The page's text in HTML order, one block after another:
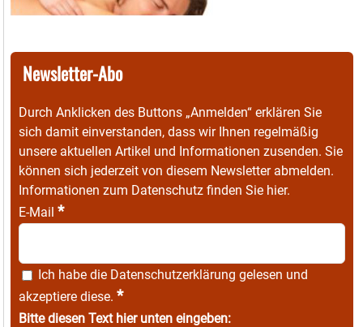
Newsletter-Abo
Durch Anklicken des Buttons „Anmelden“ erklären Sie
sich damit einverstanden, dass wir Ihnen regelmäßig
unsere aktuellen Artikel und Informationen zusenden. Sie
können sich jederzeit von diesem Newsletter abmelden.
Informationen zum Datenschutz finden Sie hier.
E-Mail *
Ich habe die Datenschutzerklärung gelesen und
akzeptiere diese. *
Bitte diesen Text hier unten eingeben: